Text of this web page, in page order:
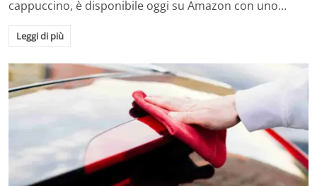
cappuccino, è disponibile oggi su Amazon con uno…
Leggi di più